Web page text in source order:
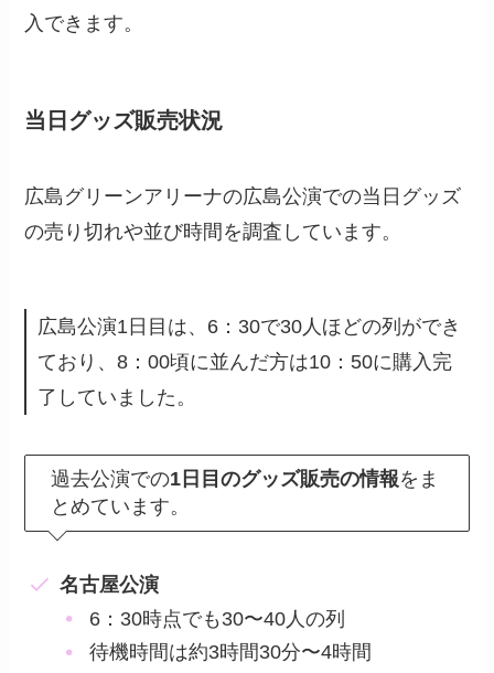
入できます。
当日グッズ販売状況
広島グリーンアリーナの広島公演での当日グッズ
の売り切れや並び時間を調査しています。
広島公演1日目は、6：30で30人ほどの列ができ
ており、8：00頃に並んだ方は10：50に購入完
了していました。
過去公演での1日目のグッズ販売の情報をま
とめています。
名古屋公演
6：30時点でも30〜40人の列
待機時間は約3時間30分〜4時間